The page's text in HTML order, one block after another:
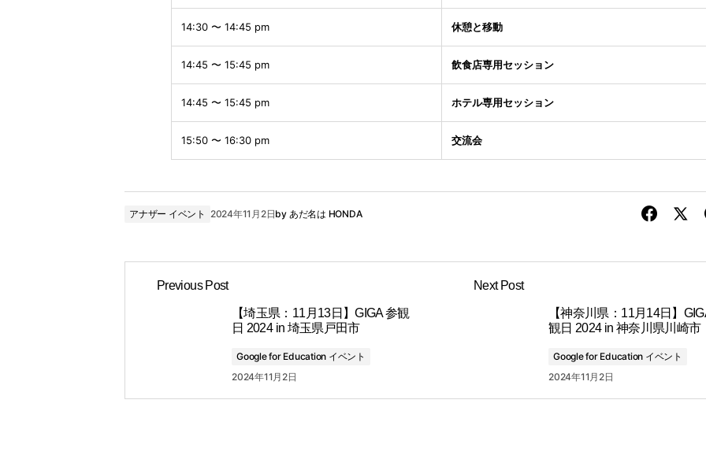
14:30 〜 14:45 pm 休憩と移動
14:45 〜 15:45 pm 飲食店専用セッション
14:45 〜 15:45 pm ホテル専用セッション
15:50 〜 16:30 pm 交流会
アナザー イベント 2024年11月2日by あだ名は HONDA
Previous Post
【埼玉県：11月13日】GIGA 参観
日 2024 in 埼玉県戸田市
Google for Education イベント
2024年11月2日
Next Post
【神奈川県：11月14日】
観日 2024 in 神奈川県川崎市
Google for Education イベント
2024年11月2日